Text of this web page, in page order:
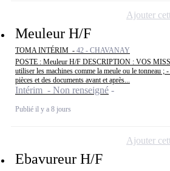
Meuleur H/F
TOMA INTÉRIM - 42 - CHAVANAY
POSTE : Meuleur H/F DESCRIPTION : VOS
utiliser les machines comme la meule ou le tonneau ;
pièces et des documents avant et après...
Intérim - Non renseigné
Publié il y a 8 jours
Ajouter
Ebavureur H/F
Ajouter